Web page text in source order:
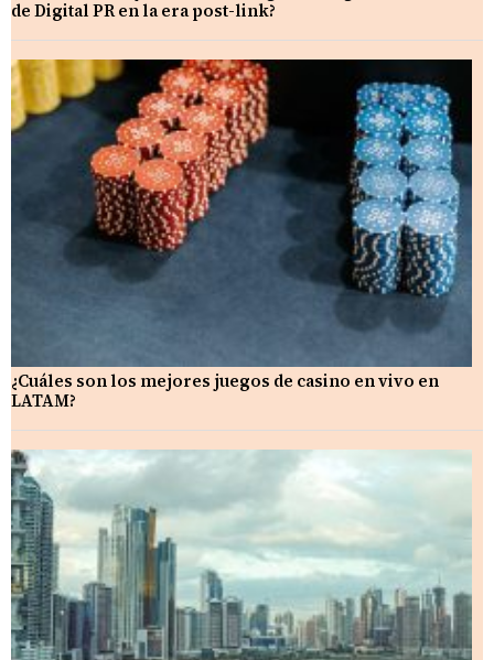
de Digital PR en la era post-link?
¿Cuáles son los mejores juegos de casino en vivo en
LATAM?